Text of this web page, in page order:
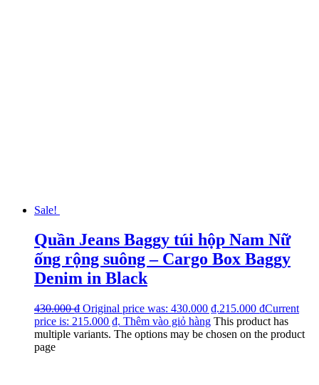
Sale!
Quần Jeans Baggy túi hộp Nam Nữ
ống rộng suông – Cargo Box Baggy
Denim in Black
430.000₫ Original price was: 430.000 ₫.215.000 ₫Current
price is: 215.000 ₫. Thêm vào giỏ hàng This product has
multiple variants. The options may be chosen on the product
page